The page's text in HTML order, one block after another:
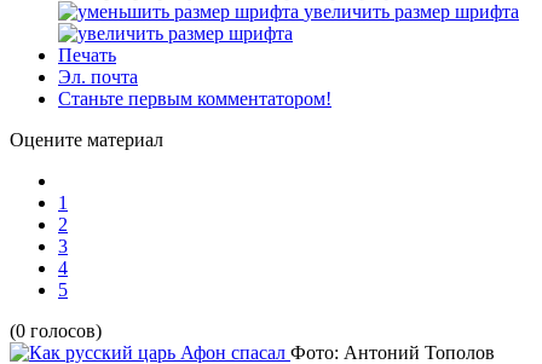
увеличить размер шрифта
Печать
Эл. почта
Станьте первым комментатором!
Оцените материал
1
2
3
4
5
(0 голосов)
Фото: Антоний Тополов